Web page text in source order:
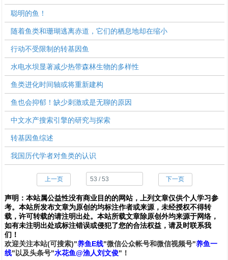
聪明的鱼！
随着鱼类和珊瑚逃离赤道，它们的栖息地却在缩小
行动不受限制的转基因鱼
水电水坝显著减少热带森林生物的多样性
鱼类进化时间轴或将重新建构
鱼也会抑郁！缺少刺激或是无聊的原因
中文水产搜索引擎的研究与探索
转基因鱼综述
我国历代学者对鱼类的认识
上一页 下一页
声明： 本站属公益性没有商业目的的网站，上列文章仅供个人学习参
考。本站所发布文章为原创的均标注作者或来源，未经授权不得转
载，许可转载的请注明出处。本站所载文章除原创外均来源于网络，
如有未注明出处或标注错误或侵犯了您的合法权益，请及时联系我
们 ！
欢迎关注本站(可搜索)"养鱼E线"微信公众帐号和微信视频号"养鱼一
线"以及头条号"水花鱼@渔人刘文俊"！